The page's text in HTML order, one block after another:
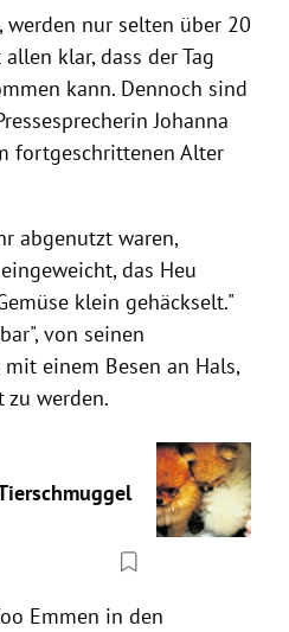
nur selten über 20
klar, dass der Tag
kann. Dennoch sind
Johanna
fortgeschrittenen Alter
abgenutzt waren,
das Heu
klein gehäckselt."
von seinen
einem Besen an Hals,
zu werden.
Emmen in den